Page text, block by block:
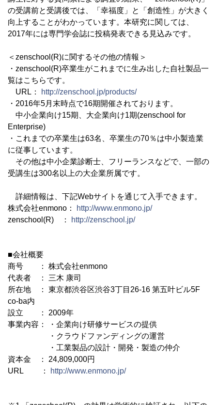
の受講前と受講後では、「幸福度」と「創造性」が大きく
向上することがわかっています。本研究に関しては、
2017年には専門学会誌に投稿発表できる見込みです。
＜zenschool(R)に関するその他の情報＞
・zenschool(R)卒業生がこれまでに生み出した自社製品一
覧はこちらです。
URL：
http://zenschool.jp/products/
・2016年5月末時点で16期開催されております。
中小企業向け15期、大企業向け1期(zenschool for
Enterprise)
・これまでの卒業生は63名、卒業生の70％は中小製造業
に従事しています。
その他は中小企業診断士、フリーランスなどで、一部の
受講生は300名以上の大企業所属です。
詳細情報は、下記Webサイトを通じて入手できます。
株式会社enmono：
http://www.enmono.jp/
zenschool(R) ：
http://zenschool.jp/
■会社概要
商号 ： 株式会社enmono
代表者 ： 三木 康司
所在地 ： 東京都渋谷区渋谷3丁目26-16 第五叶ビル5F
co-ba内
設立 ： 2009年
事業内容： ・企業向け研修サービスの提供
・クラウドファンディングの運営
・工業製品の設計・開発・製造の仲介
資本金 ： 24,809,000円
URL ：
http://www.enmono.jp/